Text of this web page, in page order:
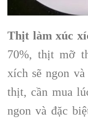
Thịt làm xúc
70%, thịt mỡ
xích sẽ ngon
thịt, cần mua
ngon và đặc